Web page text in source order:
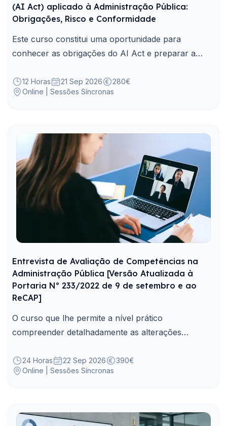
(AI Act) aplicado à Administração Pública:
Obrigações, Risco e Conformidade
Este curso constitui uma oportunidade para
conhecer as obrigações do AI Act e preparar a
utilização de sistemas de IA.
12 Horas 21 Sep 2026
280€
Online | Sessões Síncronas
Entrevista de Avaliação de Competências na
Administração Pública [Versão Atualizada à
Portaria Nº 233/2022 de 9 de setembro e ao
ReCAP]
O curso que lhe permite a nível prático
compreender detalhadamente as alterações
à aplicação da Entrevista de Avaliação de
Competências.
24 Horas 22 Sep 2026
390€
Online | Sessões Síncronas